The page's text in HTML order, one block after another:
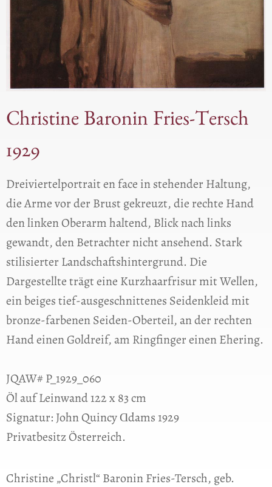
Christine Baronin Fries-Tersch
1929
Dreiviertelportrait en face in stehender Haltung,
die Arme vor der Brust gekreuzt, die rechte Hand
den linken Oberarm haltend, Blick nach links
gewandt, den Betrachter nicht ansehend. Stark
stilisierter Landschaftshintergrund. Die
Dargestellte trägt eine Kurzhaarfrisur mit Wellen,
ein beiges tief-ausgeschnittenes Seidenkleid mit
bronze-farbenen Seiden-Oberteil, an der rechten
Hand einen Goldreif, am Ringfinger einen Ehering.
JQAW# P_1929_060
Öl auf Leinwand 122 x 83 cm
Signatur: John Quincy Ɑdams 1929
Privatbesitz Österreich.
Christine „Christl“ Baronin Fries-Tersch, geb.